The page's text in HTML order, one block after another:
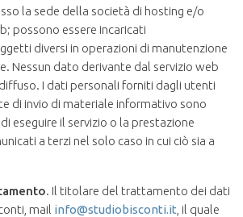
la sede della società di hosting e/o
possono essere incaricati
diversi in operazioni di manutenzione
Nessun dato derivante dal servizio web
I dati personali forniti dagli utenti
di invio di materiale informativo sono
eseguire il servizio o la prestazione
a terzi nel solo caso in cui ciò sia a
. Il titolare del trattamento dei dati
mail info@studiobisconti.it , il quale